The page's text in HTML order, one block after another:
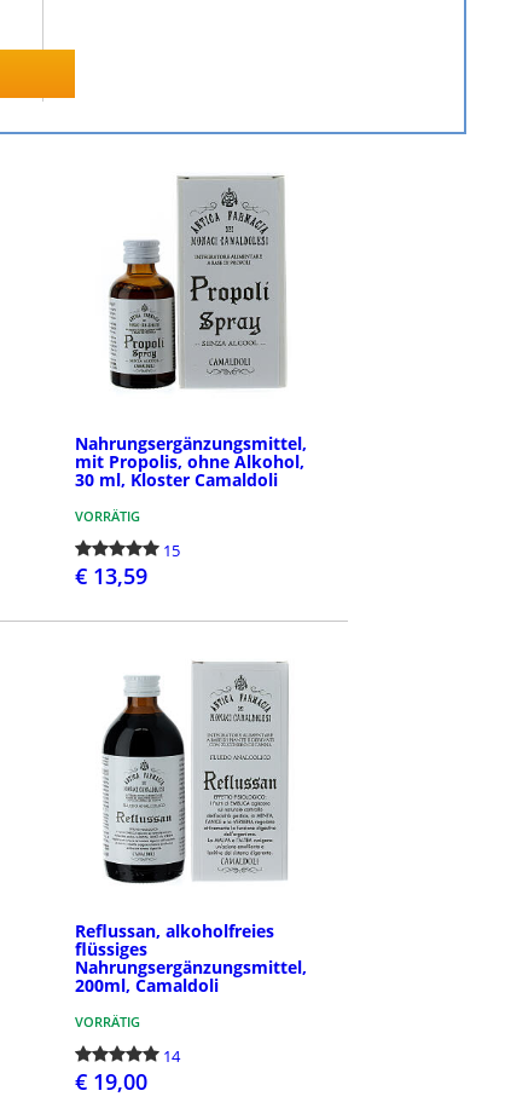
Nahrungsergänzungsmittel,
mit Propolis, ohne Alkohol,
30 ml, Kloster Camaldoli
VORRÄTIG
15
€ 13,59
Reflussan, alkoholfreies
flüssiges
Nahrungsergänzungsmittel,
200ml, Camaldoli
VORRÄTIG
14
€ 19,00